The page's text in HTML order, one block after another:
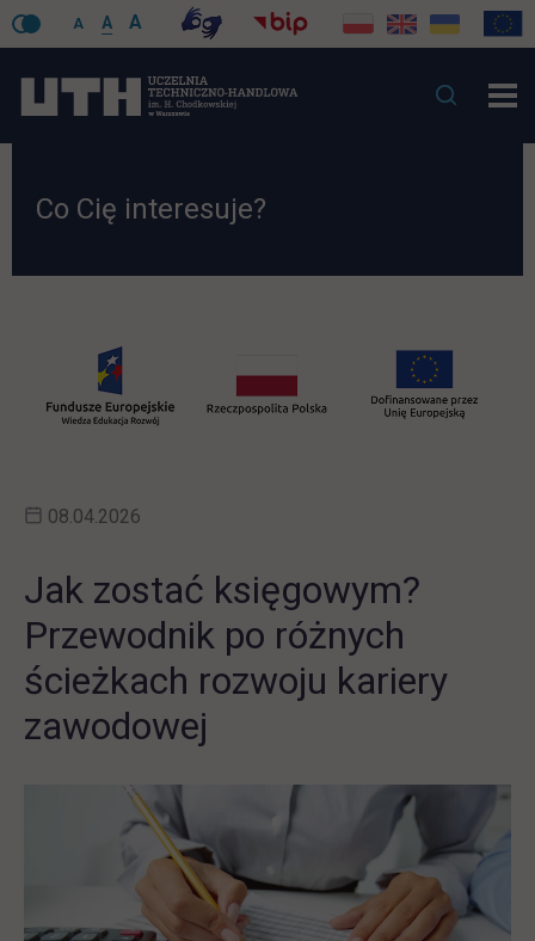
A A A
Co Cię interesuje?
08.04.2026
Jak zostać księgowym?
Przewodnik po różnych
ścieżkach rozwoju kariery
zawodowej